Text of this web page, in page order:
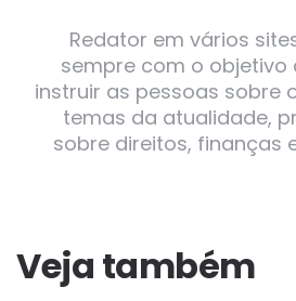
Redator em vários
sempre com o objetivo
instruir as pessoas sobre
temas da atualidade,
sobre direitos, finanças
Veja também